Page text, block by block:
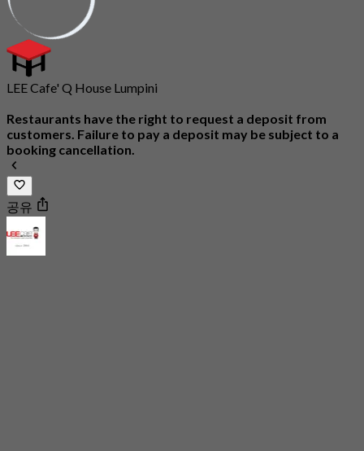
LEE Cafe' Q House Lumpini
Restaurants have the right to request a deposit from
customers. Failure to pay a deposit may be subject to a
booking cancellation.
공유